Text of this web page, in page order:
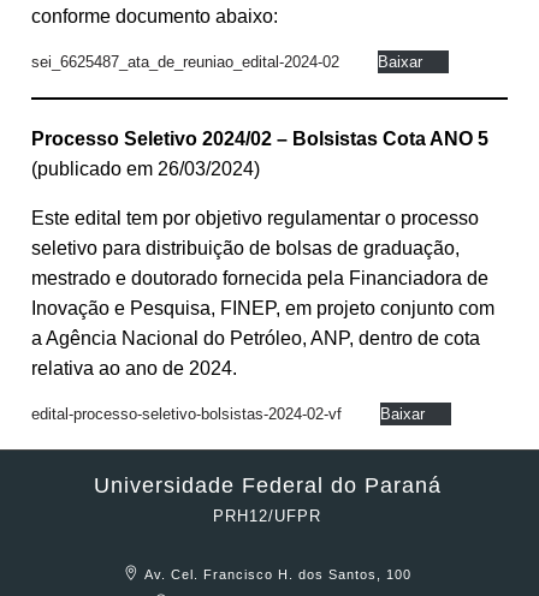
conforme documento abaixo:
sei_6625487_ata_de_reuniao_edital-2024-02 Baixar
Processo Seletivo 2024/02 – Bolsistas Cota ANO 5
(publicado em 26/03/2024)
Este edital tem por objetivo regulamentar o processo
seletivo para distribuição de bolsas de graduação,
mestrado e doutorado fornecida pela Financiadora de
Inovação e Pesquisa, FINEP, em projeto conjunto com
a Agência Nacional do Petróleo, ANP, dentro de cota
relativa ao ano de 2024.
edital-processo-seletivo-bolsistas-2024-02-vf Baixar
Universidade Federal do Paraná
PRH12/UFPR
Av. Cel. Francisco H. dos Santos, 100